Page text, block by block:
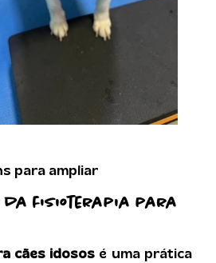
para ampliar
da fisioterapia para
cães idosos é uma prática